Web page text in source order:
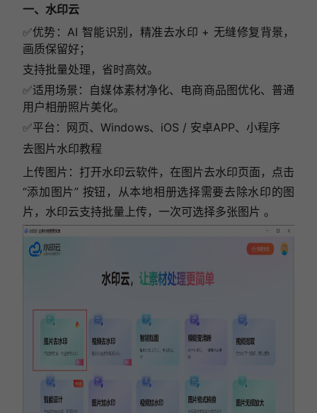
一、水印云
✅优势： AI 智能识别，精准去水印 + 无缝修复背景，
画质保留好；
支持批量处理，省时高效。
✅适用场景： 自媒体素材净化、电商商品图优化、普通
用户相册照片美化。
✅平台： 网页、Windows、iOS / 安卓APP、小程序
去图片水印教程
上传图片：打开水印云软件，在图片去水印页面，点击
“添加图片” 按钮，从本地相册选择需要去除水印的图
片，水印云支持批量上传，一次可选择多张图片 。